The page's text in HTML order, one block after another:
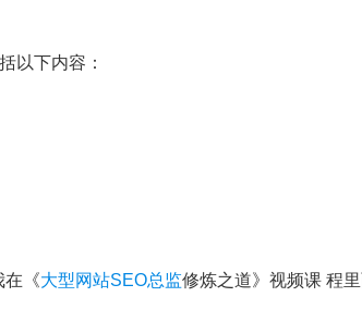
下内容：
《大型网站SEO总监修炼之道》视频课 程里